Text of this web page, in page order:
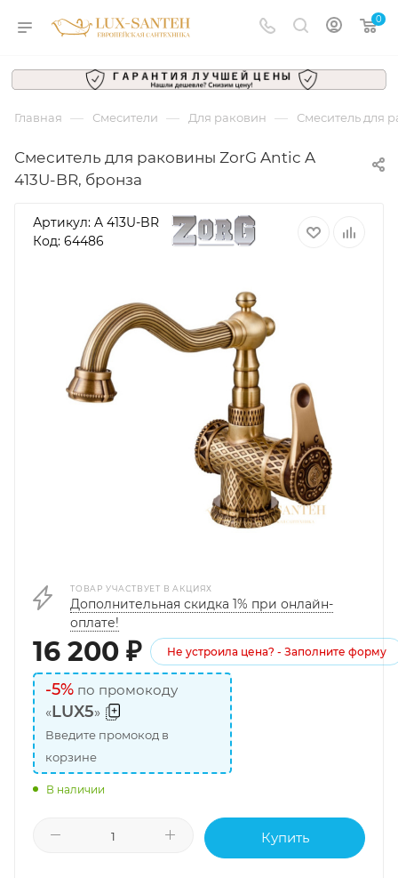
0
Главная — Смесители — Для раковин — Смеситель для
Смеситель для раковины ZorG Antic A
413U-BR, бронза
Артикул: A 413U-BR
Код: 64486
ТОВАР УЧАСТВУЕТ В АКЦИЯХ
Дополнительная скидка 1% при онлайн-
оплате!
16 200 ₽ Не устроила цена? - Заполните форму
-5% по промокоду
«LUX5»
Введите промокод в
корзине
В наличии
Купить